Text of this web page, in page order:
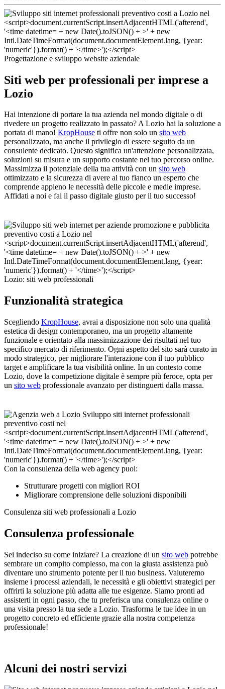
Progettazione e sviluppo website aziendale
Siti web per professionali per imprese a
Lozio
Hai intenzione di portare la tua azienda nel mondo digitale o di
rivedere un progetto realizzato in passato? A Lozio hai la soluzione a
portata di mano! KropHouse ti offre non solo un sito web
personalizzato, ma anche il privilegio di essere seguito da un
consulente dedicato. Questo significa un'attenzione personalizzata,
soluzioni su misura e un supporto costante nel tuo percorso online.
Massimizza il potenziale della tua attività con un sito web
ottimizzato e la sicurezza di avere al tuo fianco un esperto che
comprende appieno le necessità delle piccole e medie imprese.
Affidati a noi e fai il passo digitale giusto per il tuo successo!
Lozio: siti web professionali
Funzionalità strategica
Scegliendo KropHouse, avrai a disposizione non solo una qualità
estetica di design contemporaneo, ma un progetto altamente
funzionale e orientato alla massimizzazione dei risultati nel tuo
specifico mercato di riferimento. Ogni aspetto del sito sarà curato in
modo strategico, per migliorare l'interazione con il tuo pubblico
target e amplificare la tua visibilità online. In un contesto come
Lozio, dove la competizione digitale è sempre più feroce, opta per
un sito web professionale avanzato per distinguerti dalla massa.
Con la consulenza della web agency puoi:
Strutturare progetti con migliori ROI
Migliorare comprensione delle soluzioni disponibili
Consulenza siti web professionali a Lozio
Consulenza professionale
Sei indeciso su come iniziare? La creazione di un sito web potrebbe
sembrare un compito complesso, ma con la giusta assistenza può
diventare uno strumento potente per il tuo business. Valuteremo
insieme i processi aziendali, le necessità e gli obiettivi strategici per
offrirti la soluzione più adatta alle tue esigenze. Siamo pronti ad
assisterti in ogni passo, che tu preferisca una consulenza online o
una visita presso la tua sede a Lozio. Trasforma le tue idee in un
progetto concreto ed efficiente grazie alla nostra competenza
professionale!
Alcuni dei nostri servizi